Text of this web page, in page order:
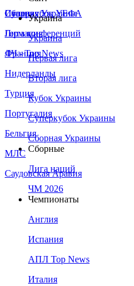
Сборная Украины
Италия
Германия
Франция
Нидерланды
Турция
Португалия
Бельгия
МЛС
Саудовская Аравия
Суперкубок УЕФА
Лига конференций
ЛЧ - Top News
Украина
Украина
Первая лига
Вторая лига
Кубок Украины
Суперкубок Украины
Сборная Украины
Сборные
Лига наций
ЧМ 2026
Чемпионаты
Англия
Испания
АПЛ Top News
Италия